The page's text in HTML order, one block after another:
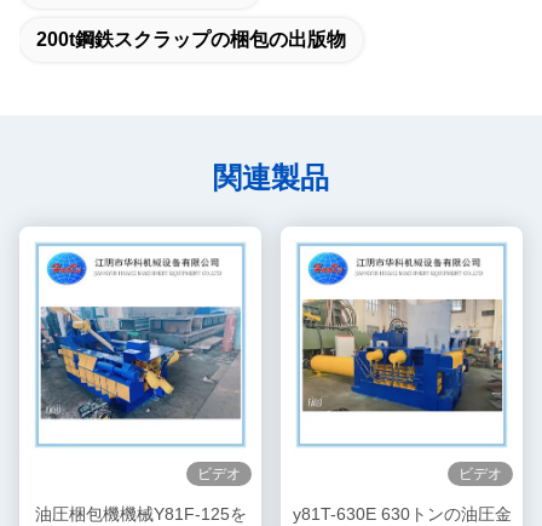
200t鋼鉄スクラップの梱包の出版物
関連製品
ビデオ
油圧梱包機機械Y81F-125を
ビデオ
y81T-630E 630トンの油圧金